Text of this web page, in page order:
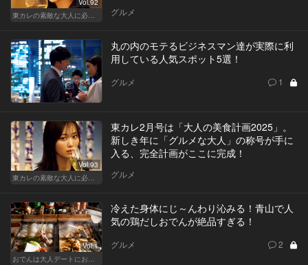
Vol.92
東カレの素敵な大人に必要なこと
グルメ
丸の内のモテるビジネスマン達が実際に利
用している人気スポット5選！
グルメ 1
Vol.93
東カレの素敵な大人に必要なこと
東カレ2月号は「大人の美食計画2025」。
新しき年に「グルメな大人」の称号が手に
入る、完全計画がここに完成！
グルメ
Vol.1
おでんは大人デートにおすすめ！ふたりで温まろう
冷えた身体にじ～んわり沁みる！青山で人
気の鶏だしおでんが絶品すぎる！
グルメ 2